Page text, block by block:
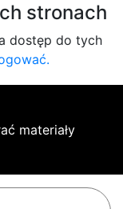
stronach
dostęp do tych
materiały